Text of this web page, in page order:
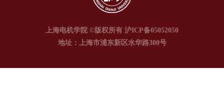
上海电机学院 ©版权所有 沪ICP备05052050
地址：上海市浦东新区水华路300号